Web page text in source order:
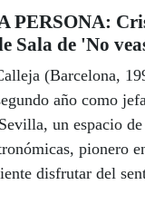
PERSONA:
Sala de 'No
(Barcelona,
año como
un espacio de
pionero
disfrutar del